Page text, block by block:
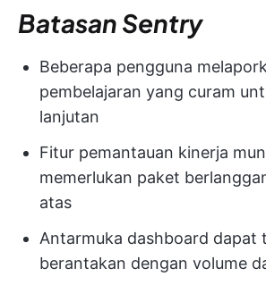
Batasan Sentry
Beberapa pengguna
pembelajaran yang curam
lanjutan
Fitur pemantauan kinerja
memerlukan paket
atas
Antarmuka dashboard dapat
berantakan dengan volume